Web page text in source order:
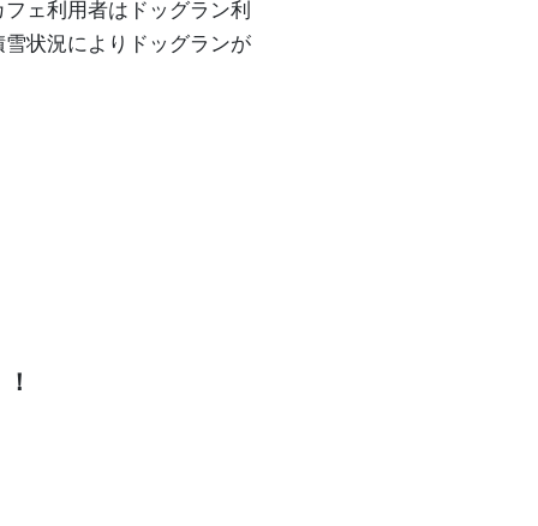
ェ利用者はドッグラン利
状況によりドッグランが